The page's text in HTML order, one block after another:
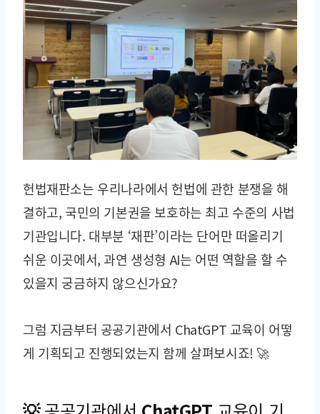
헌법재판소는 우리나라에서 헌법에 관한 분쟁을 해
결하고, 국민의 기본권을 보호하는 최고 수준의 사법
기관입니다. 대부분 ‘재판’이라는 단어만 떠올리기
쉬운 이곳에서, 과연 생성형 AI는 어떤 역할을 할 수
있을지 궁금하지 않으신가요?
그럼 지금부터 공공기관에서 ChatGPT 교육이 어떻
게 기획되고 진행되었는지 함께 살펴보시죠! 🚀